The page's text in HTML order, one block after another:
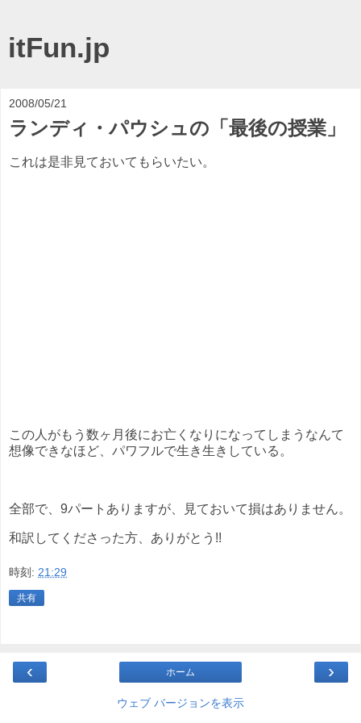
itFun.jp
2008/05/21
ランディ・パウシュの「最後の授業」
これは是非見ておいてもらいたい。
この人がもう数ヶ月後にお亡くなりになってしまうなんて
想像できなほど、パワフルで生き生きしている。
全部で、9パートありますが、見ておいて損はありません。
和訳してくださった方、ありがとう!!
時刻: 21:29
共有
‹ ›
ホーム
ウェブ バージョンを表示